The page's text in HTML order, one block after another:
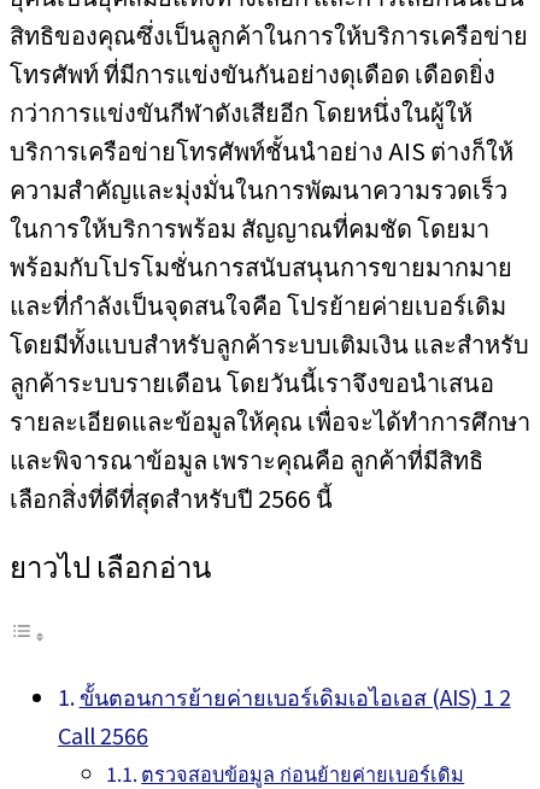
สิทธิของคุณซึ่งเป็นลูกค้าในการให้บริการเครือข่าย
โทรศัพท์ ที่มีการแข่งขันกันอย่างดุเดือด เดือดยิ่ง
กว่าการแข่งขันกีฬาดังเสียอีก โดยหนึ่งในผู้ให้
บริการเครือข่ายโทรศัพท์ชั้นนำอย่าง AIS ต่างก็ให้
ความสำคัญและมุ่งมั่นในการพัฒนาความรวดเร็ว
ในการให้บริการพร้อม สัญญาณที่คมชัด โดยมา
พร้อมกับโปรโมชั่นการสนับสนุนการขายมากมาย
และที่กำลังเป็นจุดสนใจคือ โปรย้ายค่ายเบอร์เดิม
โดยมีทั้งแบบสำหรับลูกค้าระบบเติมเงิน และสำหรับ
ลูกค้าระบบรายเดือน โดยวันนี้เราจึงขอนำเสนอ
รายละเอียดและข้อมูลให้คุณ เพื่อจะได้ทำการศึกษา
และพิจารณาข้อมูล เพราะคุณคือ ลูกค้าที่มีสิทธิ
เลือกสิ่งที่ดีที่สุดสำหรับปี 2566 นี้
ยาวไป เลือกอ่าน
ขั้นตอนการย้ายค่ายเบอร์เดิมเอไอเอส (AIS) 1 2
Call 2566
ตรวจสอบข้อมูล ก่อนย้ายค่ายเบอร์เดิม